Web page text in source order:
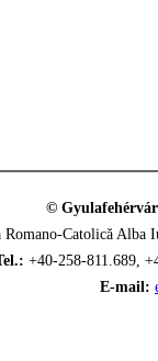
©
Romano-Catolică
+40-258-811.689,
E-mail: